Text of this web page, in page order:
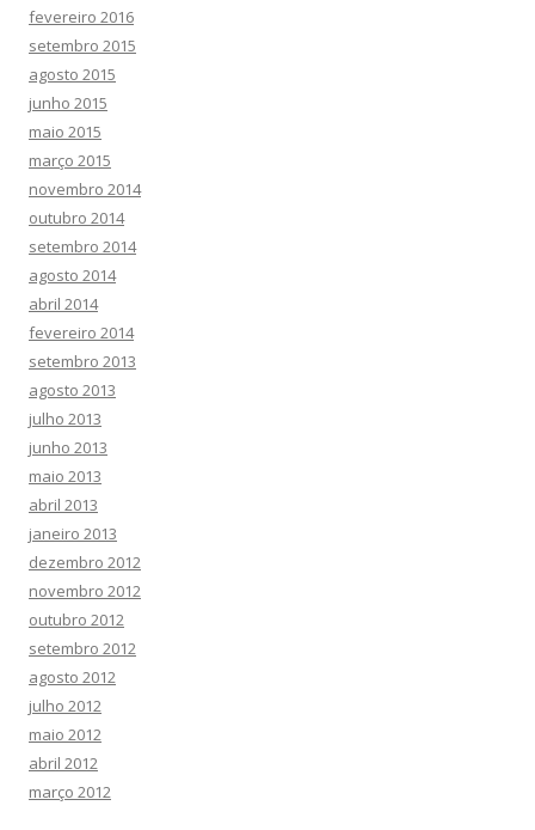
fevereiro 2016
setembro 2015
agosto 2015
junho 2015
maio 2015
março 2015
novembro 2014
outubro 2014
setembro 2014
agosto 2014
abril 2014
fevereiro 2014
setembro 2013
agosto 2013
julho 2013
junho 2013
maio 2013
abril 2013
janeiro 2013
dezembro 2012
novembro 2012
outubro 2012
setembro 2012
agosto 2012
julho 2012
maio 2012
abril 2012
março 2012